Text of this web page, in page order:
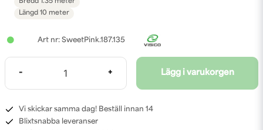
Bredd 1.35 meter
Längd 10 meter
SweetPink.187.135
- + Lägg i varukorgen
Vi skickar samma dag! Beställ innan 14
Blixtsnabba leveranser